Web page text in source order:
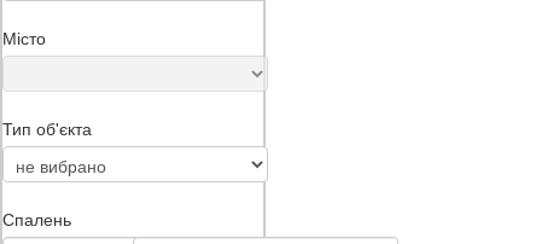
Місто
Тип об'єкта
Спалень